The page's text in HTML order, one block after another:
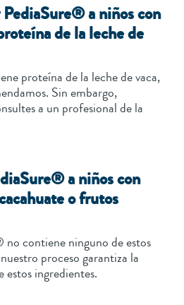
a niños con
de la leche de
proteína de la leche de vaca,
Sin embargo,
a un profesional de la
a niños con
o frutos
contiene ninguno de estos
proceso garantiza la
estos ingredientes.